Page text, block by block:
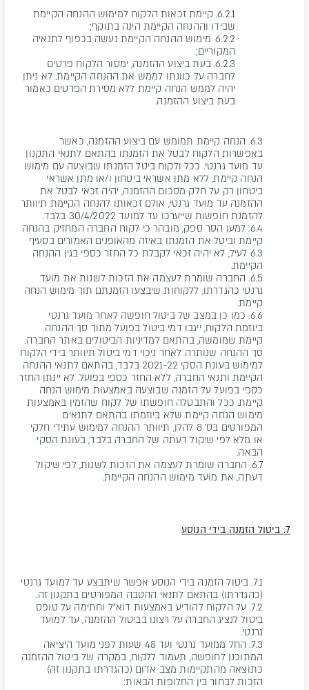
6.2.1. קיימת זכאות הלקוח למימוש ההנחה הקיימת
שבידו וההנחה הקיימת הינה בתוקף;
6.2.2. מימוש ההנחה הקיימת נעשה בכפוף לתנאיה
המקוריים;
6.2.3. בעת ביצוע ההזמנה, ימסור הלקוח פרטים
לחברה על כוונתו לממש את ההנחה הקיימת. לא ניתן
יהיה לממש הנחה קיימת ללא מסירת הפרטים כאמור
בעת ביצוע ההזמנה.
6.3. הנחה קיימת תמומש עם ביצוע ההזמנה, כאשר
באפשרות הלקוח לבטל את הזמנתו בהתאם לתנאי התקנון
עד מועד גרנטי. ככל ולקוח ביטל הזמנתו שבוצעה עם מימוש
הנחה קיימת, ללא מתן אשראי ביטחון ו/או מתן אשראי
ביטחון רק על חלק מסכום ההזמנה, יהיה זכאי לבטל את
ההזמנה עד מועד גרנטי, אולם זכאותו להנחה הקיימת תיוותר
להזמנת חופשות שייערכו עד למועד 30/4/2022 בלבד.
6.4. למען הסר ספק, מובהר כי לקוח החברה המחזיק בהנחה
קיימת וביטל את הזמנתו באיזה מהאופנים האמורים בסעיף
6.3 לעיל, לא יהיה זכאי לקבלת כל החזר כספי בגין ההנחה
הקיימת.
6.5. החברה שומרת לעצמה את הזכות לשנות את מועד
גרנטי כהגדרתו, ללקוחות שיבצעו הזמנתם תוך מימוש הנחה
קיימת.
6.6. כמו כן במצב של ביטול חופשה לאחר מועד גרנטי
ביוזמת הלקוח, ייגבו דמי ביטול בפועל מתוך סך ההנחה
קיימת שמומשה, בהתאם למדיניות הביטולים באתר החברה.
סך ההנחה שנותרה לאחר ניכוי דמי ביטול תיוותר בידי הלקוח
למימוש בעונת הסקי 2021-22 בלבד, בהתאם לתנאי ההנחה
הקיימת ותנאי החברה, ללא החזר כספי בפועל. לא יינתן החזר
כספי בפועל על הזמנה שבוצעה באמצעות מימוש הנחה
קיימת. ככל והתבטלה חופשתו של לקוח שהזמין באמצעות
מימוש הנחה קיימת שלא ביוזמתו בהתאם לתנאים
המפורטים בס' 8 להלן, תיוותר ההנחה למימוש עתידי חלקי
או מלא לפי שיקול דעתה של החברה בלבד, בעונת הסקי
הבאה.
6.7. החברה שומרת לעצמה את הזכות לשנות, לפי שיקול
דעתה, את מועד מימוש ההנחה הקיימת.
7. ביטול הזמנה בידי הנוסע
7.1. ביטול הזמנה בידי הנוסע אפשר שיתבצע עד למועד גרנטי
(כהגדרתו) בהתאם לתנאי ההטבה המפורטים בתקנון זה.
7.2. על הלקוח להודיע באמצעות דוא"ל וחתימה על טופס
ביטול לנציג החברה על רצונו בביטול ההזמנה, עד למועד
גרנטי.
7.3. החל ממועד גרנטי ועד 48 שעות לפני מועד היציאה
המתוכנן לחופשה, תעמוד ללקוח, במקרה של ביטול ההזמנה
כתוצאה מהתקיימות מצב אדום (כהגדרתו בתקנון זה)
הזכות לבחור בין החלופות הבאות: